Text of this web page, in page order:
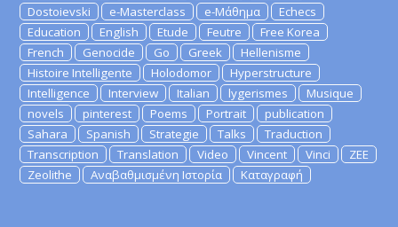
Dostoievski
e-Masterclass e-Μάθημα
Echecs
Education
English Etude Feutre
Free Korea
French
Genocide Go Greek
Hellenisme
Histoire Intelligente
Holodomor
Hyperstructure
Intelligence
Interview Italian lygerismes
Musique
novels
pinterest Poems Portrait
publication
Sahara
Spanish Strategie Talks
Traduction
Transcription
Translation Video Vincent Vinci
ZEE
Zeolithe
Αναβαθμισμένη Ιστορία Καταγραφή